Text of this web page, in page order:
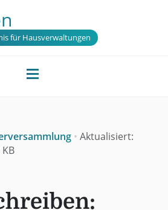
für Hausverwaltungen
• Aktualisiert: